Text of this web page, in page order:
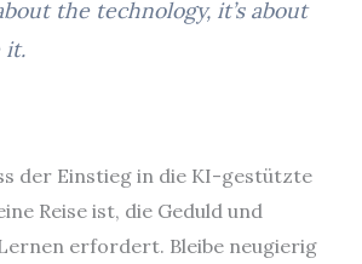
the technology, it’s about
it.
der Einstieg in die KI-gestützte
Reise ist, die Geduld und
erfordert. Bleibe neugierig